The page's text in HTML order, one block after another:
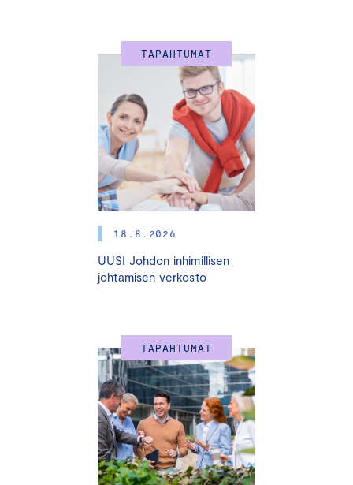
Parhaimmillaan EU-lainsäädäntöön voi vaikuttaa siten,
että se on suotuisaa ja tukee suomalaisten yritysten
liiketoimintaa. Komissiolla, parlamentilla ja neuvostolla
on kaikilla omat tehtävänsä ja vaikuttamistyön kannalta
niiden tehtävien ymmärtäminen on todella tärkeää.
Keskuskauppakamarin järjestämäYritysjohdon EU-
vaikuttamisen ohjelm
a syventää osaamistasi ja laajentaa
verkostojasi. EU-vaikuttamisen ohjelmassa pureudutaan
EU-toimielimiin ja niihin vaikuttamiseen. Lisäksi käymme
läpi, miten lainsäädäntö syntyy ja kuulemme näkemyksiä
niin virkamiehiltä kuin lobbareiltakin.
kolmas moduuli järjestetään helmikuussa 2025
Brysselissä. Seminaareissa käsitellään EU-vaikuttamista
eri näkökulmista, syvennytään EU-toimielimiin ja kuullaan
EU-virkamiehiä sekä keskustellaan vertaisverkoston
Helsingissä järjestettävään ensimmäiseen moduuliin voit
osallistua myös etäyhteydellä. Brysselin ohjelmaan ei
TAPAHTUMAT
18.8.2026
UUSI Johdon inhimillisen
johtamisen verkosto
TAPAHTUMAT